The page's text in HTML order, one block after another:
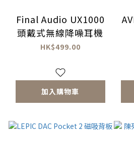
Final Audio UX1000
頭戴式無線降噪耳機
HK$499.00
加入購物車